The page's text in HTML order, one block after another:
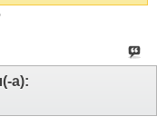
а):